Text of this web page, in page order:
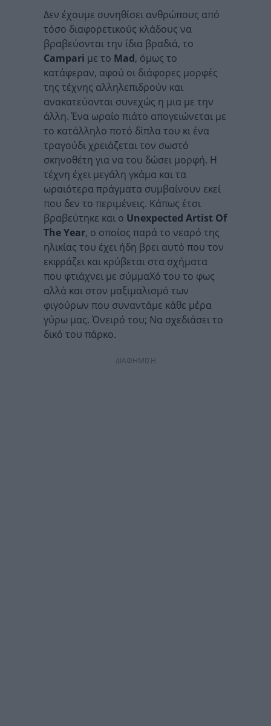
Δεν έχουμε συνηθίσει ανθρώπους από
τόσο διαφορετικούς κλάδους να
βραβεύονται την ίδια βραδιά, το
Campari με το Mad, όμως το
κατάφεραν, αφού οι διάφορες μορφές
της τέχνης αλληλεπιδρούν και
ανακατεύονται συνεχώς η μια με την
άλλη. Ένα ωραίο πιάτο απογειώνεται με
το κατάλληλο ποτό δίπλα του κι ένα
τραγούδι χρειάζεται τον σωστό
σκηνοθέτη για να του δώσει μορφή. Η
τέχνη έχει μεγάλη γκάμα και τα
ωραιότερα πράγματα συμβαίνουν εκεί
που δεν το περιμένεις. Κάπως έτσι
βραβεύτηκε και ο Unexpected Artist Of
The Year, ο οποίος παρά το νεαρό της
ηλικίας του έχει ήδη βρει αυτό που τον
εκφράζει και κρύβεται στα σχήματα
που φτιάχνει με σύμμαΧό του το φως
αλλά και στον μαξιμαλισμό των
φιγούρων που συναντάμε κάθε μέρα
γύρω μας. Όνειρό του; Να σχεδιάσει το
δικό του πάρκο.
ΔΙΑΦΗΜΙΣΗ